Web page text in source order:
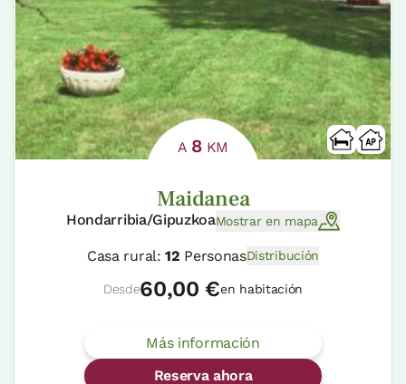
A 8 KM
Maidanea
Hondarribia/GipuzkoaMostrar en mapa
Casa rural:12 PersonasDistribución
Desde60,00 €en habitación
Más información
Reserva ahora